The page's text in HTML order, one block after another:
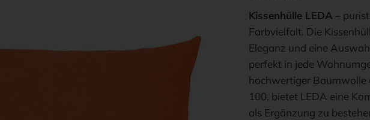
Kissenhülle LEDA –
Farbvielfalt. Die
Eleganz und eine
perfekt in jede
hochwertiger Baumwolle
100, bietet LEDA eine
als Ergänzung zu